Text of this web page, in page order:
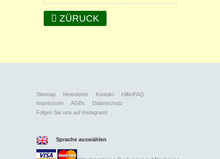
ZÜRUCK
Sitemap Newsletter Kontakt
Hilfe/FAQ
Impressum
AGBs
Datenschutz
Folgen Sie uns auf Instagram!
Sprache auswählen